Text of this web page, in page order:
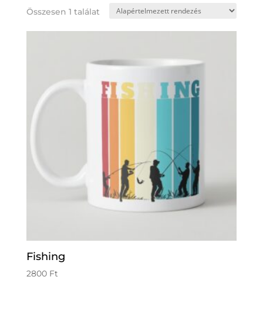
Összesen 1 találat
Fishing
2800 Ft